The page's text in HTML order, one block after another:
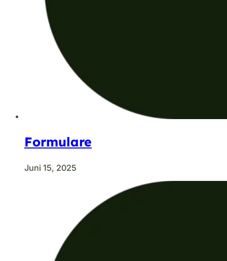
Formulare
Juni 15, 2025